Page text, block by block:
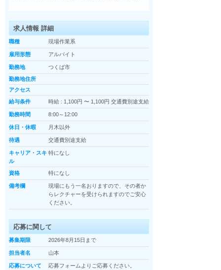
求人情報 詳細
職種 現場作業系
雇用形態 アルバイト
勤務地
つくば市
勤務地住所
アクセス
給与条件
時給 : 1,100円 〜 1,100円 交通費別途支給
勤務時間 8:00～12:00
休日・休暇 月木以外
待遇 交通費別途支給
キャリア・スキ
ル
特になし
資格 特になし
備考欄
現場にもう一名おりますので、その者か
らレクチャーを受けられますのでご安心
ください。
応募に関して
募集期限 2026年8月15日まで
担当者名 山本
応募について
応募フォームよりご応募ください。